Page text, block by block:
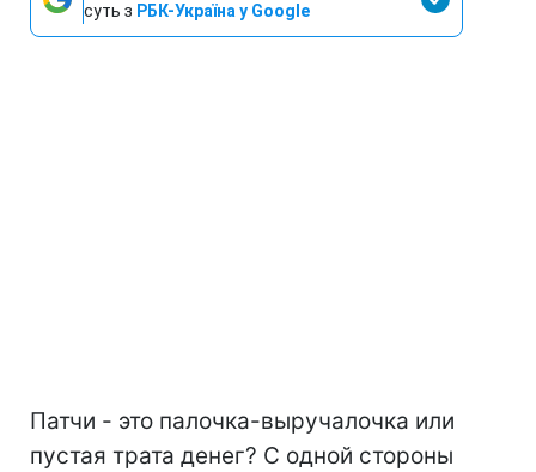
суть з РБК-Україна у Google
Патчи - это палочка-выручалочка или
пустая трата денег? С одной стороны